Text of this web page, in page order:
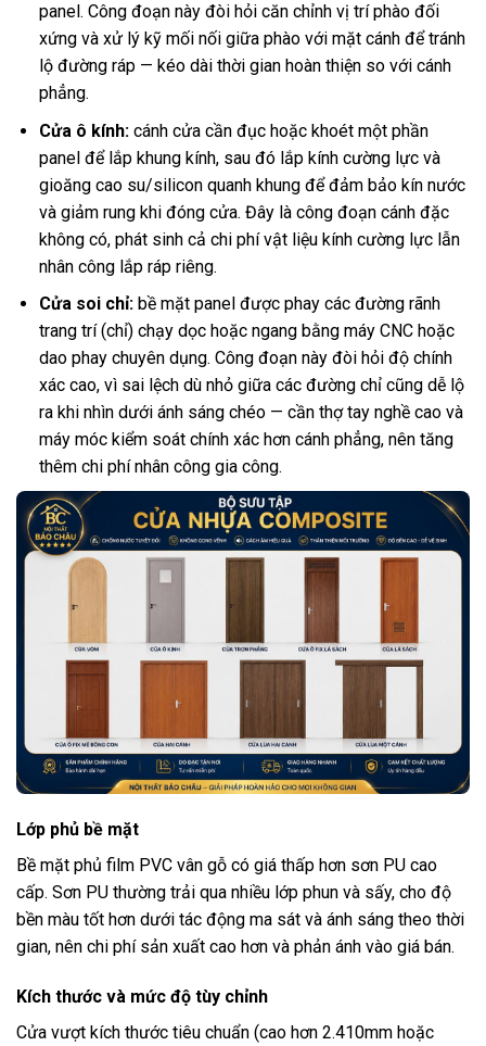
panel. Công đoạn này đòi hỏi căn chỉnh vị trí phào đối
xứng và xử lý kỹ mối nối giữa phào với mặt cánh để tránh
lộ đường ráp — kéo dài thời gian hoàn thiện so với cánh
phẳng.
Cửa ô kính:cánh cửa cần đục hoặc khoét một phần
panel để lắp khung kính, sau đó lắp kính cường lực và
gioăng cao su/silicon quanh khung để đảm bảo kín nước
và giảm rung khi đóng cửa. Đây là công đoạn cánh đặc
không có, phát sinh cả chi phí vật liệu kính cường lực lẫn
nhân công lắp ráp riêng.
Cửa soi chỉ:bề mặt panel được phay các đường rãnh
trang trí (chỉ) chạy dọc hoặc ngang bằng máy CNC hoặc
dao phay chuyên dụng. Công đoạn này đòi hỏi độ chính
xác cao, vì sai lệch dù nhỏ giữa các đường chỉ cũng dễ lộ
ra khi nhìn dưới ánh sáng chéo — cần thợ tay nghề cao và
máy móc kiểm soát chính xác hơn cánh phẳng, nên tăng
thêm chi phí nhân công gia công.
Lớp phủ bề mặt
Bề mặt phủ film PVC vân gỗ có giá thấp hơn sơn PU cao
cấp. Sơn PU thường trải qua nhiều lớp phun và sấy, cho độ
bền màu tốt hơn dưới tác động ma sát và ánh sáng theo thời
gian, nên chi phí sản xuất cao hơn và phản ánh vào giá bán.
Kích thước và mức độ tùy chỉnh
Cửa vượt kích thước tiêu chuẩn (cao hơn 2.410mm hoặc